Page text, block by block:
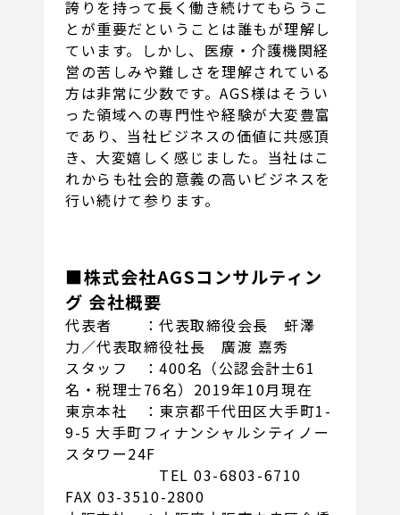
誇りを持って長く働き続けてもらうこ
とが重要だということは誰もが理解し
ています。しかし、医療・介護機関経
営の苦しみや難しさを理解されている
方は非常に少数です。AGS様はそうい
った領域への専門性や経験が大変豊富
であり、当社ビジネスの価値に共感頂
き、大変嬉しく感じました。当社はこ
れからも社会的意義の高いビジネスを
行い続けて参ります。
■株式会社AGSコンサルティン
グ 会社概要
代表者 ：代表取締役会長 虷澤
力／代表取締役社長 廣渡 嘉秀
スタッフ ：400名（公認会計士61
名・税理士76名）2019年10月現在
東京本社 ：東京都千代田区大手町1-
9-5 大手町フィナンシャルシティノー
スタワー24F
TEL 03-6803-6710
FAX 03-3510-2800